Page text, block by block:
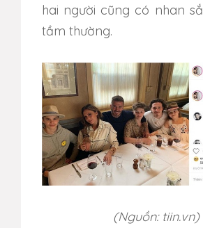
hai người cũng có nhan
tầm thường.
(Nguồn: tiin.vn)